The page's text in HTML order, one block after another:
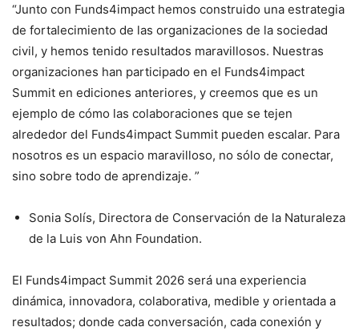
“Junto con Funds4impact hemos construido una estrategia
de fortalecimiento de las organizaciones de la sociedad
civil, y hemos tenido resultados maravillosos. Nuestras
organizaciones han participado en el Funds4impact
Summit en ediciones anteriores, y creemos que es un
ejemplo de cómo las colaboraciones que se tejen
alrededor del Funds4impact Summit pueden escalar. Para
nosotros es un espacio maravilloso, no sólo de conectar,
sino sobre todo de aprendizaje. ”
Sonia Solís, Directora de Conservación de la Naturaleza
de la Luis von Ahn Foundation.
El Funds4impact Summit 2026 será una experiencia
dinámica, innovadora, colaborativa, medible y orientada a
resultados; donde cada conversación, cada conexión y